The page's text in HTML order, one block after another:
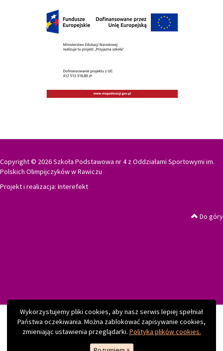
Wykorzystujemy pliki cookies, aby nasz serwis lepiej spełniał
Państwa oczekiwania. Można zablokować zapisywanie cookies,
zmieniając ustawienia przeglądarki. Polityka plików cookies.
Copyright © 2026 Szkoła Podstawowa nr 4 z Oddziałami Sportowymi im.
Polskich Olimpijczyków w Rawiczu
Projekt i realizacja: Interefekt
Do góry